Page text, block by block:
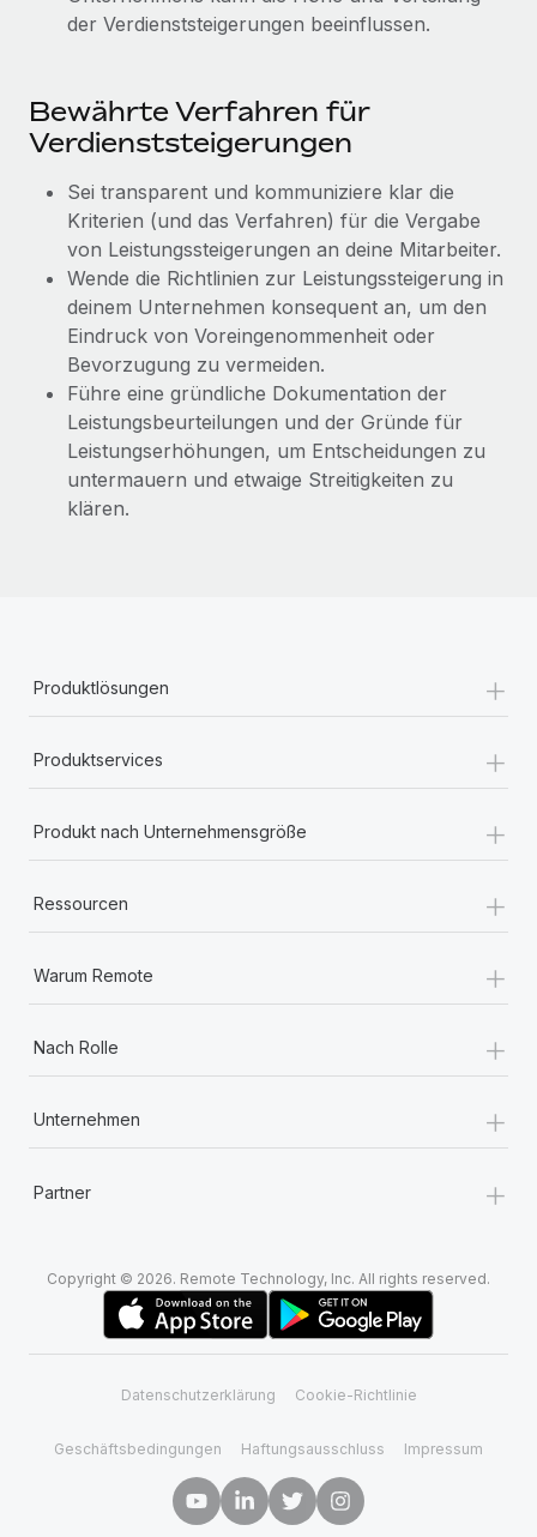
der Verdienststeigerungen beeinflussen.
Bewährte Verfahren für
Verdienststeigerungen
Sei transparent und kommuniziere klar die
Kriterien (und das Verfahren) für die Vergabe
von Leistungssteigerungen an deine Mitarbeiter.
Wende die Richtlinien zur Leistungssteigerung in
deinem Unternehmen konsequent an, um den
Eindruck von Voreingenommenheit oder
Bevorzugung zu vermeiden.
Führe eine gründliche Dokumentation der
Leistungsbeurteilungen und der Gründe für
Leistungserhöhungen, um Entscheidungen zu
untermauern und etwaige Streitigkeiten zu
klären.
Produktlösungen +
Produktservices +
Produkt nach Unternehmensgröße +
Ressourcen +
Warum Remote +
Nach Rolle +
Unternehmen +
Partner +
Copyright © 2026. Remote Technology, Inc. All rights reserved.
Datenschutzerklärung Cookie-Richtlinie
Geschäftsbedingungen Haftungsausschluss Impressum